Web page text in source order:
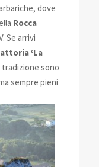
dove
Rocca
Se arrivi
‘La
sono
sempre pieni